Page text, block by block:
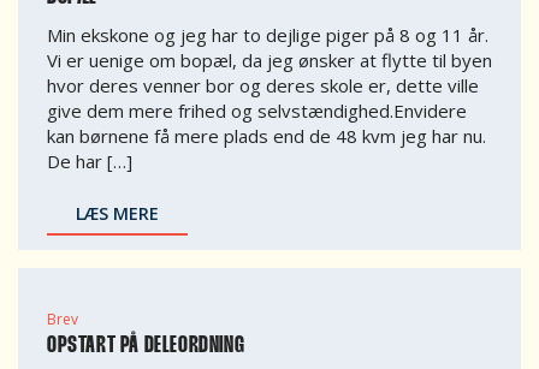
Min ekskone og jeg har to dejlige piger på 8 og 11 år.
Vi er uenige om bopæl, da jeg ønsker at flytte til byen
hvor deres venner bor og deres skole er, dette ville
give dem mere frihed og selvstændighed.Envidere
kan børnene få mere plads end de 48 kvm jeg har nu.
De har […]
LÆS MERE
Brev
OPSTART PÅ DELEORDNING